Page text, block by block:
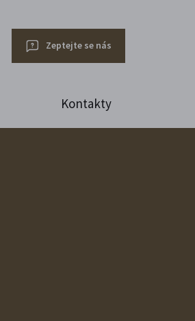
Zeptejte se nás
Kontakty